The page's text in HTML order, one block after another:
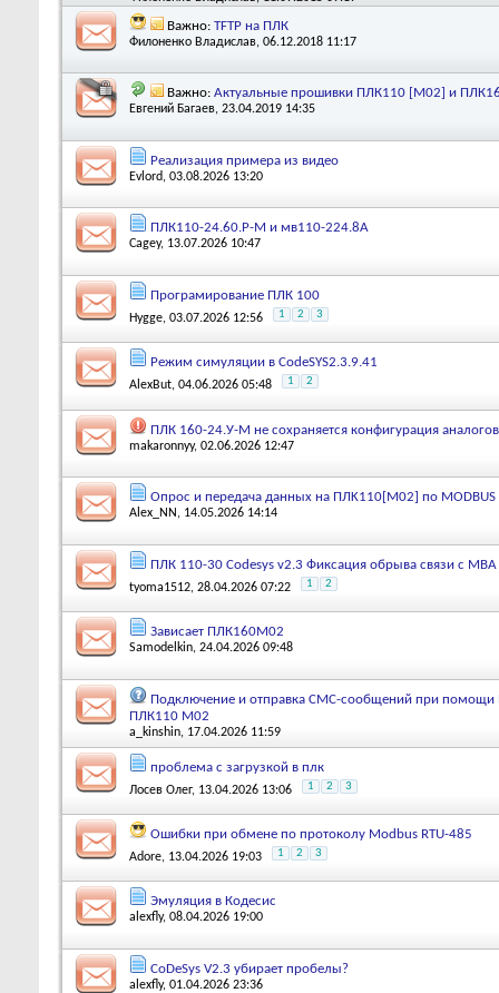
Важно: TFTP на ПЛК
Филоненко Владислав, 06.12.2018 11:17
Важно: Актуальные прошивки ПЛК110 [М02] и
Евгений Багаев, 23.04.2019 14:35
Реализация примера из видео
Evlord, 03.08.2026 13:20
ПЛК110-24.60.Р-М и мв110-224.8А
Cagey, 13.07.2026 10:47
Програмирование ПЛК 100
Hygge, 03.07.2026 12:56 1 2 3
Режим симуляции в CodeSYS2.3.9.41
AlexBut, 04.06.2026 05:48 1 2
ПЛК 160-24.У-М не сохраняется конфигурация
makaronnyy, 02.06.2026 12:47
Опрос и передача данных на ПЛK110[M02] по MODBUS
Alex_NN , 14.05.2026 14:14
ПЛК 110-30 Codesys v2.3 Фиксация обрыва связи с МВА
tyoma1512, 28.04.2026 07:22 1 2
Зависает ПЛК160М02
Samodelkin, 24.04.2026 09:48
Подключение и отправка СМС-сообщений при
ПЛК110 М02
a_kinshin, 17.04.2026 11:59
проблема с загрузкой в плк
Лосев Олег, 13.04.2026 13:06 1 2 3
Ошибки при обмене по протоколу Modbus RTU-485
Adore, 13.04.2026 19:03 1 2 3
Эмуляция в Кодесис
alexfly, 08.04.2026 19:00
CoDeSys V2.3 убирает пробелы?
alexfly, 01.04.2026 23:36